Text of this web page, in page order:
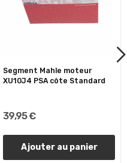
Segment Mahle moteur
XU10J4 PSA côte Standard
39,95 €
Ajouter au panier